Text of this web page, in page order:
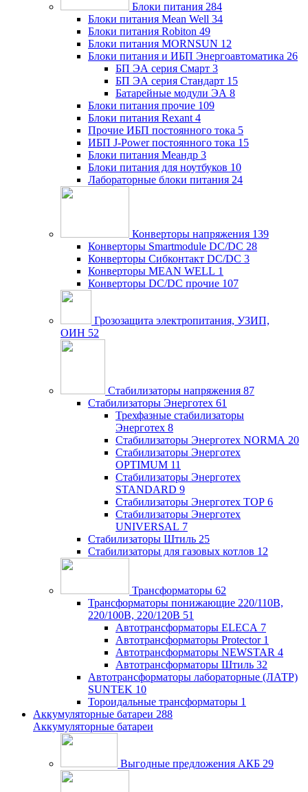
Блоки питания 284
Блоки питания Mean Well 34
Блоки питания Robiton 49
Блоки питания MORNSUN 12
Блоки питания и ИБП Энергоавтоматика 26
БП ЭА серия Смарт 3
БП ЭА серия Стандарт 15
Батарейные модули ЭА 8
Блоки питания прочие 109
Блоки питания Rexant 4
Прочие ИБП постоянного тока 5
ИБП J-Power постоянного тока 15
Блоки питания Меандр 3
Блоки питания для ноутбуков 10
Лабораторные блоки питания 24
Конверторы напряжения 139
Конверторы Smartmodule DC/DC 28
Конверторы Сибконтакт DC/DC 3
Конверторы MEAN WELL 1
Конверторы DC/DC прочие 107
Грозозащита электропитания, УЗИП,
ОИН 52
Стабилизаторы напряжения 87
Стабилизаторы Энерготех 61
Трехфазные стабилизаторы
Энерготех 8
Стабилизаторы Энерготех NORMA 20
Стабилизаторы Энерготех
OPTIMUM 11
Стабилизаторы Энерготех
STANDARD 9
Стабилизаторы Энерготех TOP 6
Стабилизаторы Энерготех
UNIVERSAL 7
Стабилизаторы Штиль 25
Стабилизаторы для газовых котлов 12
Трансформаторы 62
Трансформаторы понижающие 220/110В,
220/100В, 220/120В 51
Автотрансформаторы ELECA 7
Автотрансформаторы Protector 1
Автотрансформаторы NEWSTAR 4
Автотрансформаторы Штиль 32
Автотрансформаторы лабораторные (ЛАТР)
SUNTEK 10
Тороидальные трансформаторы 1
Аккумуляторные батареи 288
Аккумуляторные батареи
Выгодные предложения АКБ 29